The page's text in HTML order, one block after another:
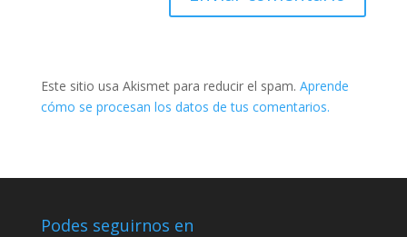
Este sitio usa Akismet para reducir el spam. Aprende
cómo se procesan los datos de tus comentarios.
Podes seguirnos en